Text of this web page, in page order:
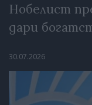
Нобелист
дари
30.07.2026